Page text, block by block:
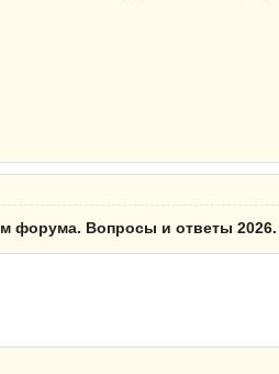
форума. Вопросы и ответы 2026.